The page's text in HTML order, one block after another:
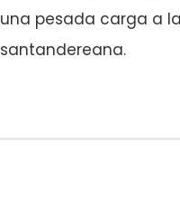
una pesada carga a
santandereana.